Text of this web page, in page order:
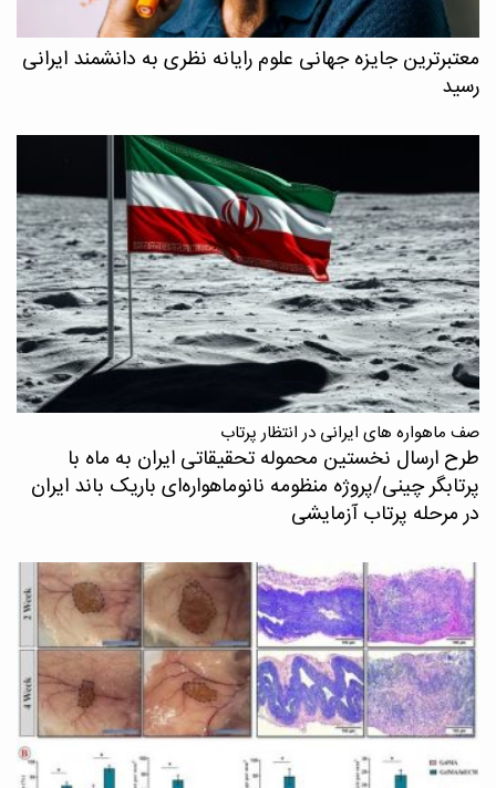
معتبرترین جایزه جهانی علوم رایانه نظری به دانشمند ایرانی
رسید
صف ماهواره های ایرانی در انتظار پرتاب
طرح ارسال نخستین محموله تحقیقاتی ایران به ماه با
پرتابگر چینی/پروژه منظومه نانوماهواره‌ای باریک باند ایران
در مرحله پرتاب آزمایشی